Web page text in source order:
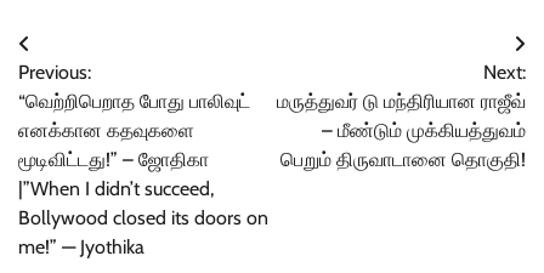
Post
navigation
Previous:
“வெற்றிபெறாத போது பாலிவுட்
எனக்கான கதவுகளை
மூடிவிட்டது!” – ஜோதிகா
|”When I didn’t succeed,
Bollywood closed its doors on
me!” — Jyothika
Next:
மருத்துவர் டு மந்திரியான ராஜீவ்
– மீண்டும் முக்கியத்துவம்
பெறும் திருவாடானை தொகுதி!